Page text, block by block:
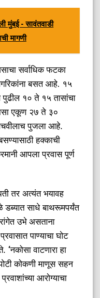
मुंबई - सावंतवाडी
मागणी
सर्वाधिक फटका
बसत आहे. १५
पुढील १० ते १५ तासांचा
असा एकूण २७ ते ३०
पुजला आहे.
हक्काची
आपला प्रवास पूर्ण
तर अत्यंत भयावह
साधे बाथरूमपर्यंत
उभे असताना
पाण्याचा घोट
‘नकोसा वाटणारा हा
कोकणी माणूस सहन
आरोग्याचा